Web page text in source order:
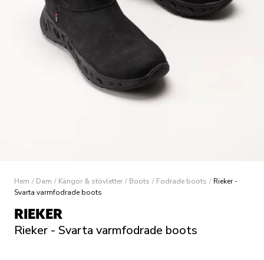
Hem / Dam / Kängor & stövletter / Boots / Fodrade boots / Rieker -
Svarta varmfodrade boots
RIEKER
Rieker - Svarta varmfodrade boots